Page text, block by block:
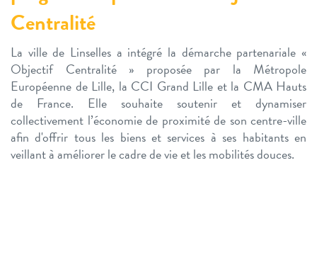
Centralité
La ville de Linselles a intégré la démarche partenariale «
Objectif Centralité » proposée par la Métropole
Européenne de Lille, la CCI Grand Lille et la CMA Hauts
de France. Elle souhaite soutenir et dynamiser
collectivement l’économie de proximité de son centre-ville
afin d'offrir tous les biens et services à ses habitants en
veillant à améliorer le cadre de vie et les mobilités douces.